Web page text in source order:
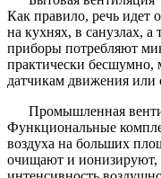
Как правило, речь идет
на кухнях, в санузлах,
приборы потребляют
практически бесшумно,
датчикам движения
Промышленная
Функциональные
воздуха на больших
очищают и ионизируют,